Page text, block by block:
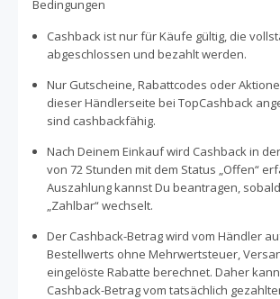
Bedingungen
Cashback ist nur für Käufe gültig, die
abgeschlossen und bezahlt werden.
Nur Gutscheine, Rabattcodes oder
dieser Händlerseite bei TopCashback
sind cashbackfähig.
Nach Deinem Einkauf wird Cashback in
von 72 Stunden mit dem Status „Offen“
Auszahlung kannst Du beantragen,
„Zahlbar“ wechselt.
Der Cashback-Betrag wird vom Händler
Bestellwerts ohne Mehrwertsteuer,
eingelöste Rabatte berechnet. Daher
Cashback-Betrag vom tatsächlich